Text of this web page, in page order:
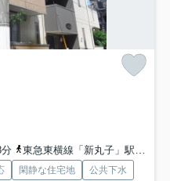
東急東横線「新丸子」駅 徒歩7分
閑静な住宅地 公共下水